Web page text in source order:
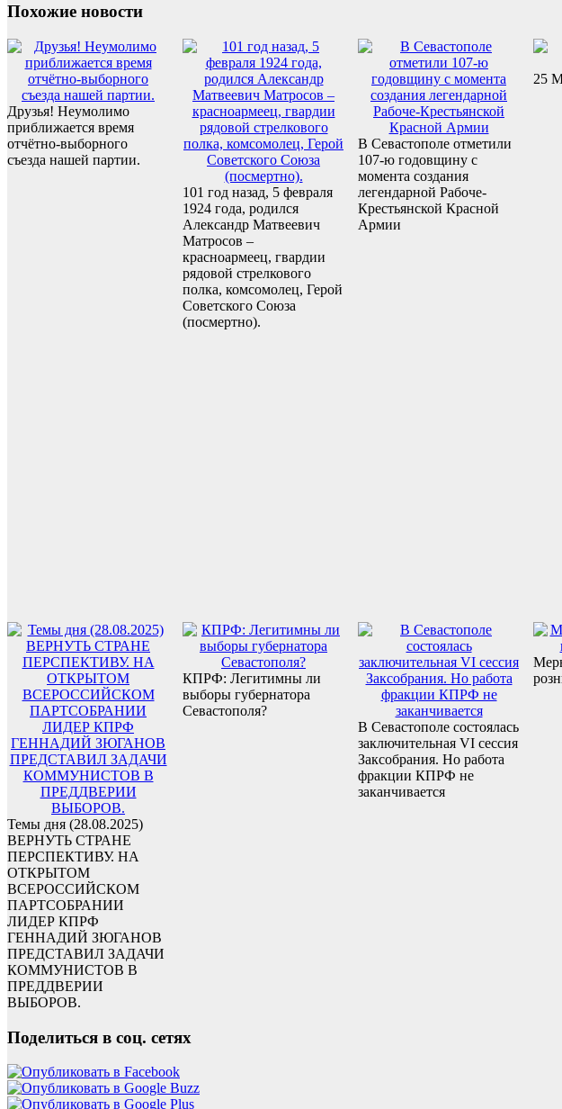
Похожие новости
Друзья! Неумолимо
приближается время
отчётно-выборного
съезда нашей партии.
101 год назад, 5 февраля
1924 года, родился
Александр Матвеевич
Матросов –
красноармеец, гвардии
рядовой стрелкового
полка, комсомолец, Герой
Советского Союза
(посмертно).
В Севастополе отметили
107-ю годовщину с
момента создания
легендарной Рабоче-
Крестьянской Красной
Армии
25
Темы дня (28.08.2025)
ВЕРНУТЬ СТРАНЕ
ПЕРСПЕКТИВУ. НА
ОТКРЫТОМ
ВСЕРОССИЙСКОМ
ПАРТСОБРАНИИ
ЛИДЕР КПРФ
ГЕННАДИЙ ЗЮГАНОВ
ПРЕДСТАВИЛ ЗАДАЧИ
КОММУНИСТОВ В
ПРЕДДВЕРИИ
ВЫБОРОВ.
КПРФ: Легитимны ли
выборы губернатора
Севастополя?
В Севастополе состоялась
заключительная VI сессия
Заксобрания. Но работа
фракции КПРФ не
заканчивается
Поделиться в соц. сетях